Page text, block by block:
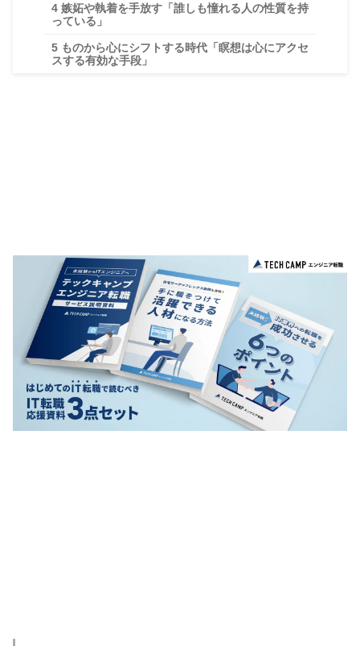
4 嫉妬や執着を手放す「誰しも憧れる人の性質を持
っている」
5 ものから心にシフトする時代「瞑想は心にアクセ
スする有効な手段」